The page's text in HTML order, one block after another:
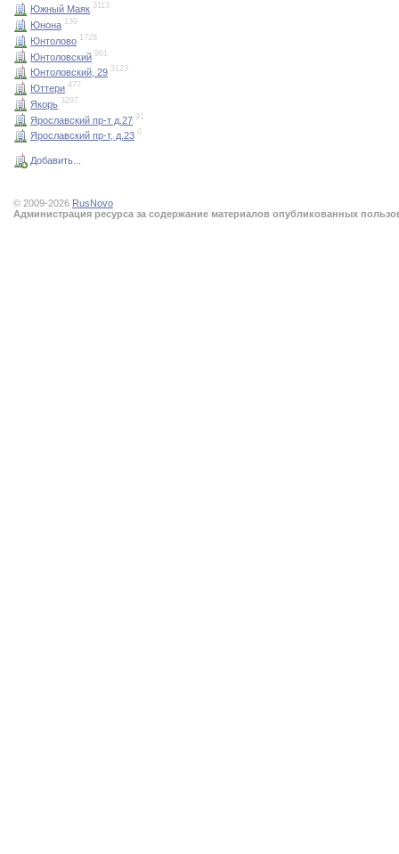
Южный Маяк 3113
Юнона 139
Юнтолово 1728
Юнтоловский 961
Юнтоловский, 29 3123
Юттери 477
Якорь 3297
Ярославский пр-т д.27 91
Ярославский пр-т, д.23 0
Добавить...
© 2009-2026 RusNovo
Администрация ресурса за содержание материалов опубликованных